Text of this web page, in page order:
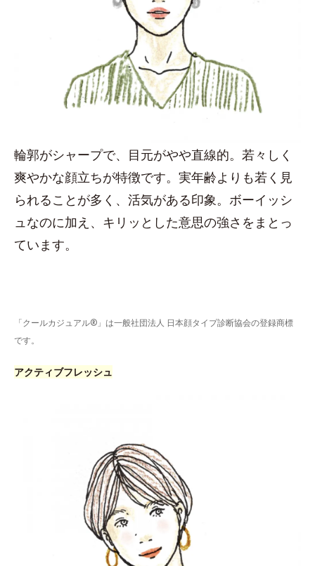
輪郭がシャープで、目元がやや直線的。若々しく
爽やかな顔立ちが特徴です。実年齢よりも若く見
られることが多く、活気がある印象。ボーイッシ
ュなのに加え、キリッとした意思の強さをまとっ
ています。
「クールカジュアル®」は一般社団法人 日本顔タイプ診断協会の登録商標
です。
アクティブフレッシュ